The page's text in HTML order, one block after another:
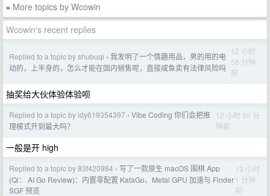
» More topics by Wcowin
Wcowin's recent replies
Replied to a topic by shubuqi › 我发明了一个情趣用品，男的用的电
动的，上半身的，怎么才能在国内销售呢，直接咸鱼卖有法律风险吗
12 小时
58 分钟
前
抽奖给大伙体验体验呗
Replied to a topic by ldy619354397 › Vibe Coding 你们会把推
理模式开到最大吗？
12 小时 59 分
钟前
一般是开 high
Replied to a topic by 83f420984 › 写了一款原生 macOS 围棋 App
(Qi： AI Go Review)：内置零配置 KataGo、Metal GPU 加速与 Finder
SGF 预览
13 小时
1 分钟
前